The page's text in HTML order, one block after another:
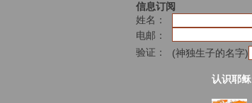
信息订阅
姓名：
电邮：
验证：
(神独生子的名字)
认识耶稣